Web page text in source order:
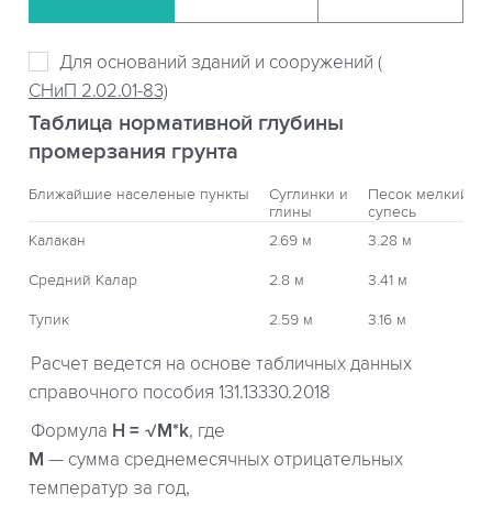
Для оснований зданий и сооружений (
СНиП 2.02.01-83)
Таблица нормативной глубины
промерзания грунта
Ближайшие населеные пункты
Суглинки и
глины
Песок мелкий,
супесь
Калакан
2.69 м 3.28 м
Средний Калар 2.8 м 3.41 м
Тупик 2.59 м 3.16 м
Расчет ведется на основе табличных данных
справочного пособия 131.13330.2018
Формула H = √M*k, где
М — сумма среднемесячных отрицательных
температур за год,